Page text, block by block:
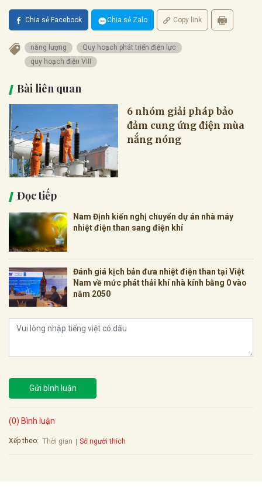
Chia sẻ Facebook Chia sẻ Zalo Copy link
năng lượng
Quy hoạch phát triển điện lực
quy hoạch điện VIII
Bài liên quan
6 nhóm giải pháp bảo
đảm cung ứng điện mùa
nắng nóng
Đọc tiếp
Nam Định kiến nghị chuyển dự án nhà máy
nhiệt điện than sang điện khí
Đánh giá kịch bản đưa nhiệt điện than tại Việt
Nam về mức phát thải khí nhà kính bằng 0 vào
năm 2050
Gửi bình luận
(0) Bình luận
Xếp theo: Thời gian Số người thích